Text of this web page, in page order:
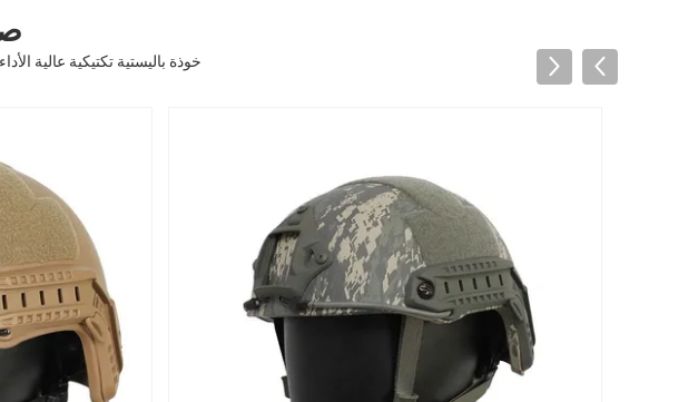
خوذة باليستية تكتيكية عالية